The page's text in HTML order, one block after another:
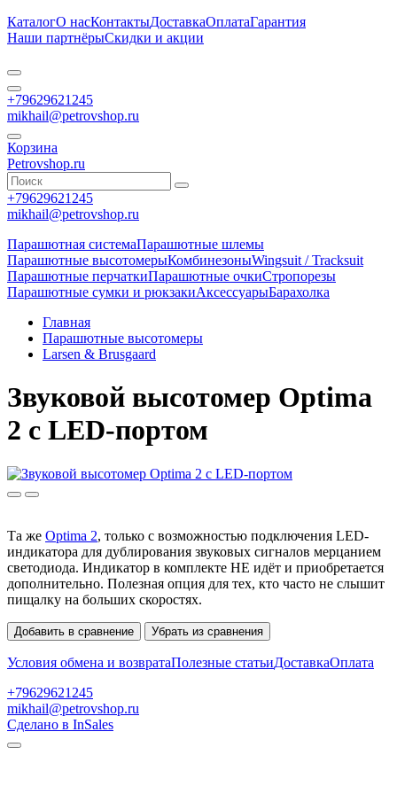
КаталогО насКонтактыДоставкаОплатаГарантия
Наши партнёрыСкидки и акции
+79629621245
mikhail@petrovshop.ru
Корзина
Petrovshop.ru
+79629621245
mikhail@petrovshop.ru
Парашютная системаПарашютные шлемы
Парашютные высотомерыКомбинезоныWingsuit / Tracksuit
Парашютные перчаткиПарашютные очкиСтропорезы
Парашютные сумки и рюкзакиАксессуарыБарахолка
Главная
Парашютные высотомеры
Larsen & Brusgaard
Звуковой высотомер Optima
2 с LED-портом
Та же Optima 2, только с возможностью подключения LED-
индикатора для дублирования звуковых сигналов мерцанием
светодиода. Индикатор в комплекте НЕ идёт и приобретается
дополнительно. Полезная опция для тех, кто часто не слышит
пищалку на больших скоростях.
Добавить в сравнение Убрать из сравнения
Условия обмена и возвратаПолезные статьиДоставкаОплата
+79629621245
mikhail@petrovshop.ru
Сделано в InSales